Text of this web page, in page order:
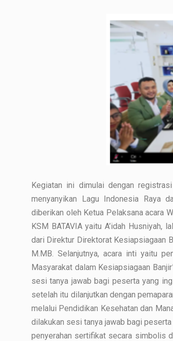
Kegiatan ini dimulai dengan
menyanyikan Lagu Indonesia Raya
diberikan oleh Ketua Pelaksana acara
KSM BATAVIA yaitu A’idah Husniyah,
dari Direktur Direktorat Kesiapsiagaan
M.MB. Selanjutnya, acara inti yaitu
Masyarakat dalam Kesiapsiagaan
sesi tanya jawab bagi peserta yang
setelah itu dilanjutkan dengan
melalui Pendidikan Kesehatan dan
dilakukan sesi tanya jawab bagi
penyerahan sertifikat secara simbolis